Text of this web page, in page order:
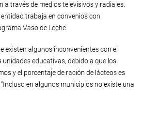
a través de medios televisivos y radiales.
trabaja en convenios con
Vaso de Leche.
existen algunos inconvenientes con el
unidades educativas, debido a que los
y el porcentaje de ración de lácteos es
en algunos municipios no existe una